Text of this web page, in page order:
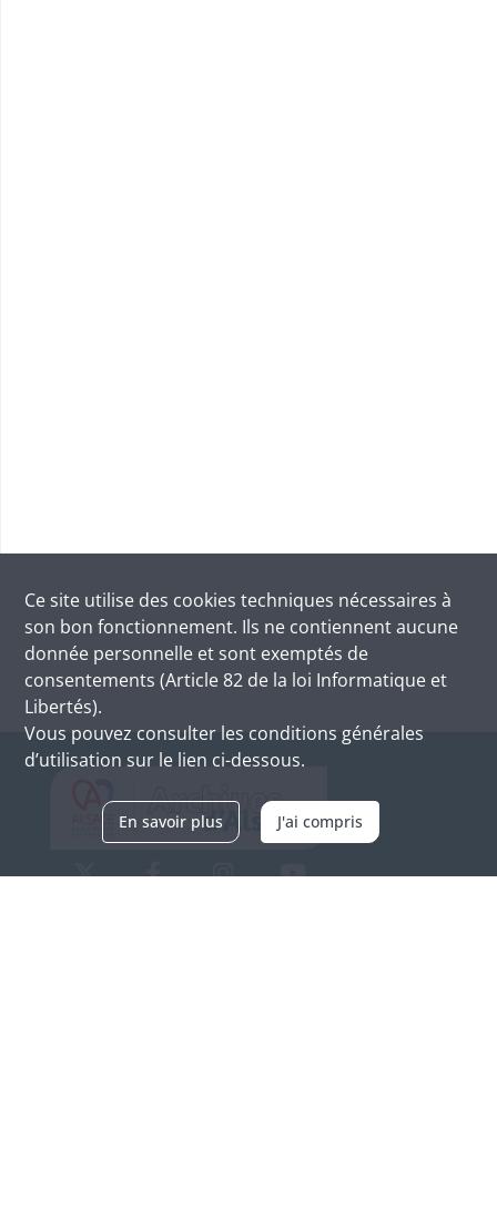
Ce site utilise des cookies techniques nécessaires à
son bon fonctionnement. Ils ne contiennent aucune
donnée personnelle et sont exemptés de
consentements (Article 82 de la loi Informatique et
Libertés).
Vous pouvez consulter les conditions générales
d’utilisation sur le lien ci-dessous.
En savoir plus J'ai compris